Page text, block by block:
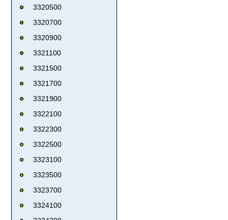
3320500
3320700
3320900
3321100
3321500
3321700
3321900
3322100
3322300
3322500
3323100
3323500
3323700
3324100